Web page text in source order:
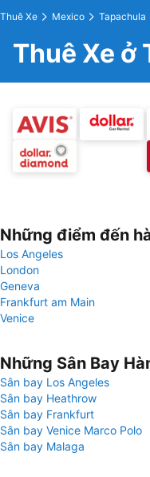
Thuê Xe Mexico Tapachula
Thuê Xe ở
Những điểm đến
Los Angeles
London
Geneva
Frankfurt am Main
Venice
Những Sân Bay
Sân bay Los Angeles
Sân bay Heathrow
Sân bay Frankfurt
Sân bay Venice Marco Polo
Sân bay Malaga